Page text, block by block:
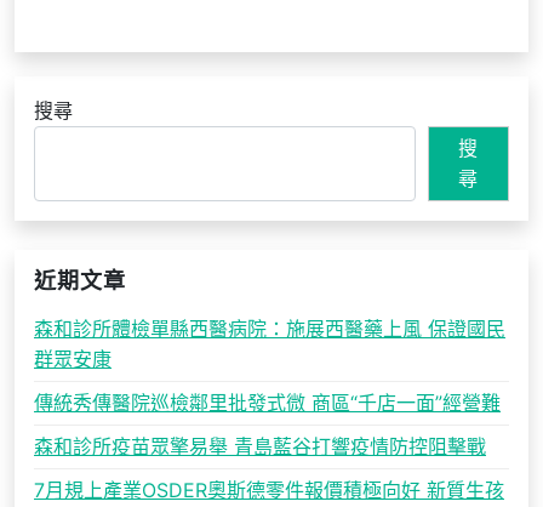
搜尋
搜
尋
近期文章
森和診所體檢單縣西醫病院：施展西醫藥上風 保證國民
群眾安康
傳統秀傳醫院巡檢鄰里批發式微 商區“千店一面”經營難
森和診所疫苗眾擎易舉 青島藍谷打響疫情防控阻擊戰
7月規上產業OSDER奧斯德零件報價積極向好 新質生孩